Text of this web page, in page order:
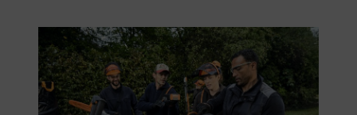
La batteria professionale spalleggiabile STIHL AR 2000 L viene
prodotta a Waiblingen.